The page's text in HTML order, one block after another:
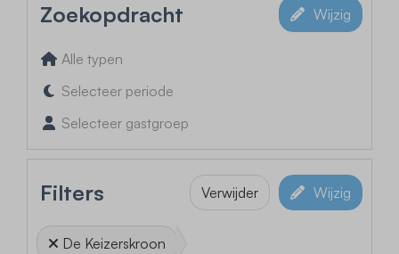
Zoekopdracht Wijzig
Alle typen
Selecteer periode
Selecteer gastgroep
Filters Verwijder Wijzig
De Keizerskroon